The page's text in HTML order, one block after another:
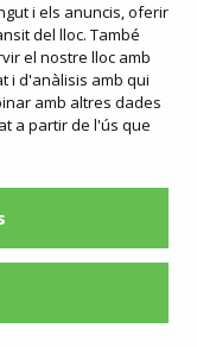
i els anuncis, oferir
del lloc. També
el nostre lloc amb
i d'anàlisis amb qui
amb altres dades
a partir de l'ús que
d'interès/
publicitat
Segueix-nos